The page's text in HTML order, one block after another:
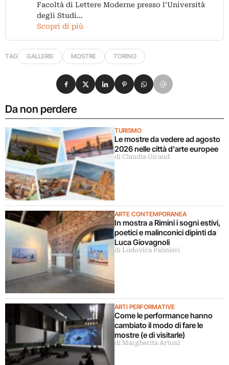
Facoltà di Lettere Moderne presso l’Università
degli Studi…
Scopri di più
TAG GALLERIE MOSTRE TORINO
Da non perdere
TURISMO
Le mostre da vedere ad agosto
2026 nelle città d’arte europee
di Claudia Giraud
ARTE CONTEMPORANEA
In mostra a Rimini i sogni estivi,
poetici e malinconici dipinti da
Luca Giovagnoli
di Ludovica Palmieri
ARTI PERFORMATIVE
Come le performance hanno
cambiato il modo di fare le
mostre (e di visitarle)
di Margherita Artoni
Condividi su Facebook
Condividi su X
Condividi su LinkedIn
Condividi su Pinterest
Condividi su WhatsApp
Condividi su Email